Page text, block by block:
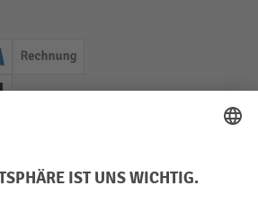
(Visa)
Rechnung